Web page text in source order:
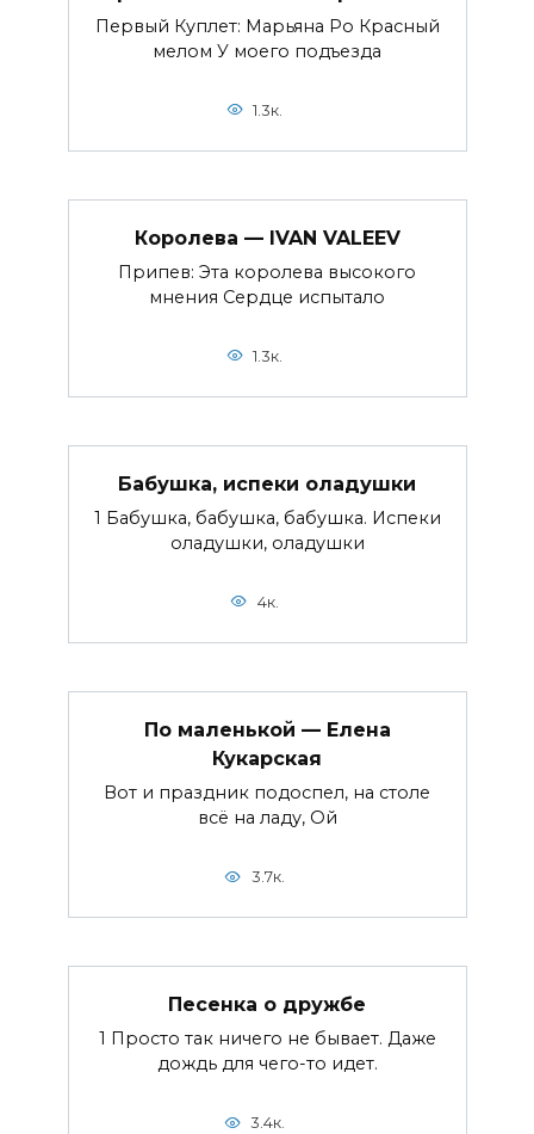
Первый Куплет: Марьяна Ро Красный
мелом У моего подъезда
1.3к.
Королева — IVAN VALEEV
Припев: Эта королева высокого
мнения Сердце испытало
1.3к.
Бабушка, испеки оладушки
1 Бабушка, бабушка, бабушка. Испеки
оладушки, оладушки
4к.
По маленькой — Елена
Кукарская
Вот и праздник подоспел, на столе
всё на ладу, Ой
3.7к.
Песенка о дружбе
1 Просто так ничего не бывает. Даже
дождь для чего-то идет.
3.4к.